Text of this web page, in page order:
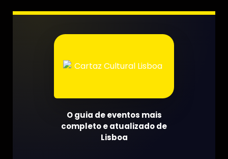
O guia de eventos mais
completo e atualizado de
Lisboa